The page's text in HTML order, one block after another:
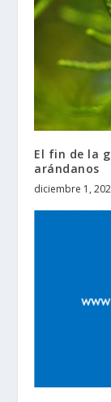
El fin de la
arándanos
diciembre 1,